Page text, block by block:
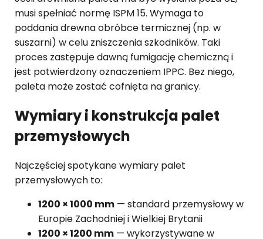
musi spełniać normę ISPM 15. Wymaga to
poddania drewna obróbce termicznej (np. w
suszarni) w celu zniszczenia szkodników. Taki
proces zastępuje dawną fumigację chemiczną i
jest potwierdzony oznaczeniem IPPC. Bez niego,
paleta może zostać cofnięta na granicy.
Wymiary i konstrukcja palet
przemysłowych
Najczęściej spotykane wymiary palet
przemysłowych to:
1200 × 1000 mm — standard przemysłowy w
Europie Zachodniej i Wielkiej Brytanii
1200 × 1200 mm — wykorzystywane w